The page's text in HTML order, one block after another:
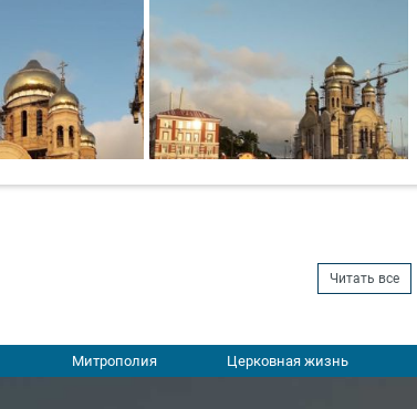
Читать все
Митрополия Церковная жизнь